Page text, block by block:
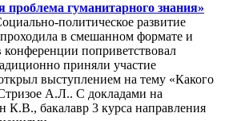
проблема гуманитарного знания»
политическое развитие
в смешанном формате и
поприветствовал
приняли участие
выступлением на тему «Какого
А.Л.. С докладами на
бакалавр 3 курса направления